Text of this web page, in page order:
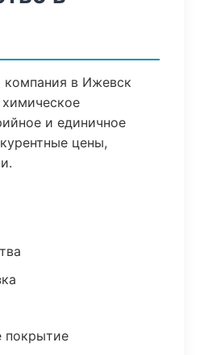
компания в Ижевск
химическое
и единичное
цены,
покрытие